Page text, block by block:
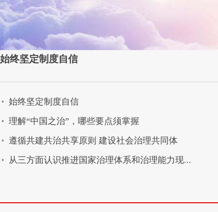
始终坚定制度自信
始终坚定制度自信
理解“中国之治”，哪些要点须掌握
遵循共建共治共享原则 建设社会治理共同体
从三方面认识推进国家治理体系和治理能力现...